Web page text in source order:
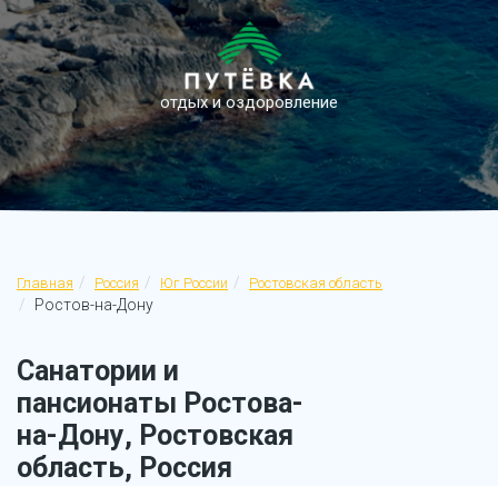
отдых и оздоровление
Главная Россия Юг России Ростовская область
Ростов-на-Дону
Санатории и
пансионаты Ростова-
на-Дону, Ростовская
область, Россия